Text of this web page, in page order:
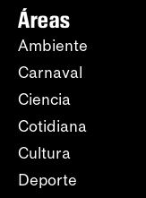
Áreas
Ambiente
Carnaval
Ciencia
Cotidiana
Cultura
Deporte